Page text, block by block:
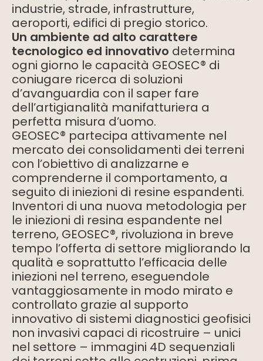
industrie, strade, infrastrutture,
aeroporti, edifici di pregio storico.
Un ambiente ad alto carattere
tecnologico ed innovativo determina
ogni giorno le capacità GEOSEC® di
coniugare ricerca di soluzioni
d’avanguardia con il saper fare
dell’artigianalità manifatturiera a
perfetta misura d’uomo.
GEOSEC® partecipa attivamente nel
mercato dei consolidamenti dei terreni
con l’obiettivo di analizzarne e
comprenderne il comportamento, a
seguito di iniezioni di resine espandenti.
Inventori di una nuova metodologia per
le iniezioni di resina espandente nel
terreno, GEOSEC®, rivoluziona in breve
tempo l’offerta di settore migliorando la
qualità e soprattutto l’efficacia delle
iniezioni nel terreno, eseguendole
vantaggiosamente in modo mirato e
controllato grazie al supporto
innovativo di sistemi diagnostici geofisici
non invasivi capaci di ricostruire – unici
nel settore – immagini 4D sequenziali